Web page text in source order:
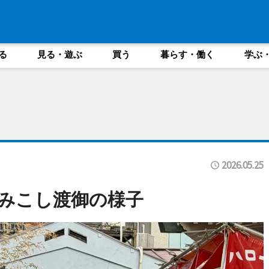
見る・遊ぶ 買う 暮らす・働く 学ぶ
2026.05.25
こし渡御の様子